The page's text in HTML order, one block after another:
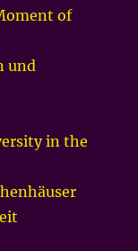
of
und
in the